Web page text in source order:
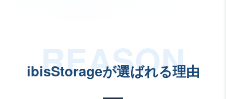
ibisStorageが選ばれる理由